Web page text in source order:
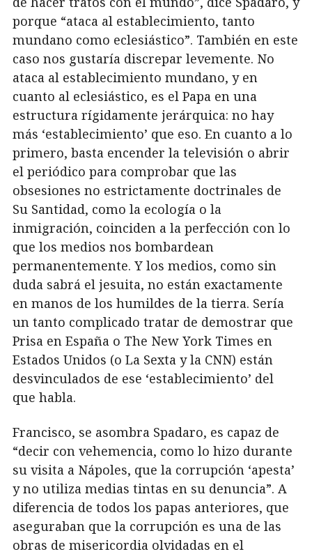
porque “ataca al establecimiento, tanto
mundano como eclesiástico”. También en este
caso nos gustaría discrepar levemente. No
ataca al establecimiento mundano, y en
cuanto al eclesiástico, es el Papa en una
estructura rígidamente jerárquica: no hay
más ‘establecimiento’ que eso. En cuanto a lo
primero, basta encender la televisión o abrir
el periódico para comprobar que las
obsesiones no estrictamente doctrinales de
Su Santidad, como la ecología o la
inmigración, coinciden a la perfección con lo
que los medios nos bombardean
permanentemente. Y los medios, como sin
duda sabrá el jesuita, no están exactamente
en manos de los humildes de la tierra. Sería
un tanto complicado tratar de demostrar que
Prisa en España o The New York Times en
Estados Unidos (o La Sexta y la CNN) están
desvinculados de ese ‘establecimiento’ del
que habla.
Francisco, se asombra Spadaro, es capaz de
“decir con vehemencia, como lo hizo durante
su visita a Nápoles, que la corrupción ‘apesta’
y no utiliza medias tintas en su denuncia”. A
diferencia de todos los papas anteriores, que
aseguraban que la corrupción es una de las
obras de misericordia olvidadas en el